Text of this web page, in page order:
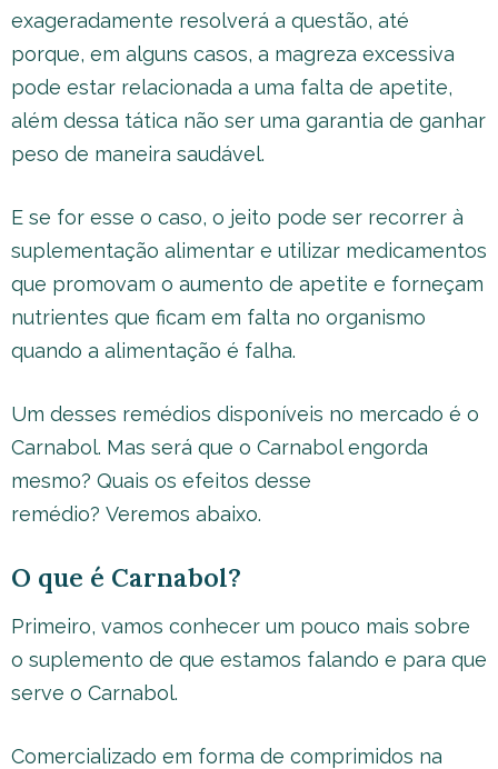
exageradamente resolverá a questão, até
porque, em alguns casos, a magreza excessiva
pode estar relacionada a uma falta de apetite,
além dessa tática não ser uma garantia de ganhar
peso de maneira saudável.
E se for esse o caso, o jeito pode ser recorrer à
suplementação alimentar e utilizar medicamentos
que promovam o aumento de apetite e forneçam
nutrientes que ficam em falta no organismo
quando a alimentação é falha.
Um desses remédios disponíveis no mercado é o
Carnabol. Mas será que o Carnabol engorda
mesmo? Quais os efeitos desse
remédio? Veremos abaixo.
O que é Carnabol?
Primeiro, vamos conhecer um pouco mais sobre
o suplemento de que estamos falando e para que
serve o Carnabol.
Comercializado em forma de comprimidos na